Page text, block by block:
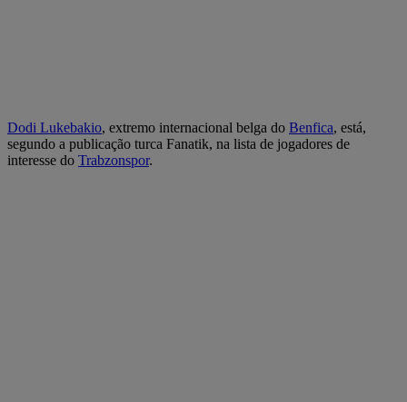
Dodi Lukebakio, extremo internacional belga do Benfica, está,
segundo a publicação turca Fanatik, na lista de jogadores de
interesse do Trabzonspor.